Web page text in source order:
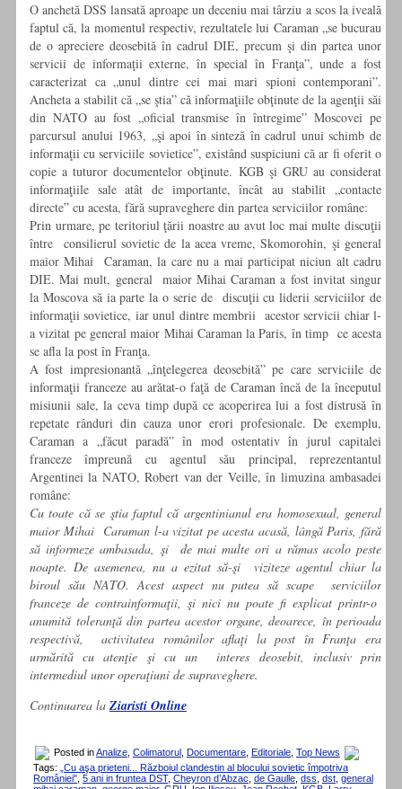
O anchetă DSS lansată aproape un deceniu mai târziu a scos la iveală
faptul că, la momentul respectiv, rezultatele lui Caraman „se bucurau
de o apreciere deosebită în cadrul DIE, precum şi din partea unor
servicii de informaţii externe, în special în Franţa”, unde a fost
caracterizat ca „unul dintre cei mai mari spioni contemporani”.
Ancheta a stabilit că „se ştia” că informaţiile obţinute de la agenţii săi
din NATO au fost „oficial transmise în întregime” Moscovei pe
parcursul anului 1963, „şi apoi în sinteză în cadrul unui schimb de
informaţii cu serviciile sovietice”, existând suspiciuni că ar fi oferit o
copie a tuturor documentelor obţinute. KGB şi GRU au considerat
informaţiile sale atât de importante, încât au stabilit „contacte
directe” cu acesta, fără supraveghere din partea serviciilor române:
Prin urmare, pe teritoriul ţării noastre au avut loc mai multe discuţii
între consilierul sovietic de la acea vreme, Skomorohin, şi general
maior Mihai Caraman, la care nu a mai participat niciun alt cadru
DIE. Mai mult, general maior Mihai Caraman a fost invitat singur
la Moscova să ia parte la o serie de discuţii cu liderii serviciilor de
informaţii sovietice, iar unul dintre membrii acestor servicii chiar l-
a vizitat pe general maior Mihai Caraman la Paris, în timp ce acesta
se afla la post în Franţa.
A fost impresionantă „înţelegerea deosebită” pe care serviciile de
informaţii franceze au arătat-o faţă de Caraman încă de la începutul
misiunii sale, la ceva timp după ce acoperirea lui a fost distrusă în
repetate rânduri din cauza unor erori profesionale. De exemplu,
Caraman a „făcut paradă” în mod ostentativ în jurul capitalei
franceze împreună cu agentul său principal, reprezentantul
Argentinei la NATO, Robert van der Veille, în limuzina ambasadei
române:
Cu toate că se ştia faptul că argentinianul era homosexual, general
maior Mihai Caraman l-a vizitat pe acesta acasă, lângă Paris, fără
să informeze ambasada, şi de mai multe ori a rămas acolo peste
noapte. De asemenea, nu a ezitat să-şi viziteze agentul chiar la
biroul său NATO. Acest aspect nu putea să scape serviciilor
franceze de contrainformaţii, şi nici nu poate fi explicat printr-o
anumită toleranţă din partea acestor organe, deoarece, în perioada
respectivă, activitatea românilor aflaţi la post în Franţa era
urmărită cu atenţie şi cu un interes deosebit, inclusiv prin
intermediul unor operaţiuni de supraveghere.
Continuarea la Ziaristi Online
Posted inAnalize Colimatorul Documentare Editoriale Top News
Tags:
„Cu aşa prieteni... Războiul clandestin al blocului sovietic împotriva
României" 5 ani in fruntea DST, Cheyron d’Abzac de Gaulle dss dst general